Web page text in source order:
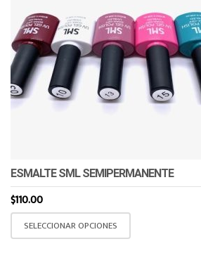
ESMALTE SML SEMIPERMANENTE
$110.00
SELECCIONAR OPCIONES
Este
producto